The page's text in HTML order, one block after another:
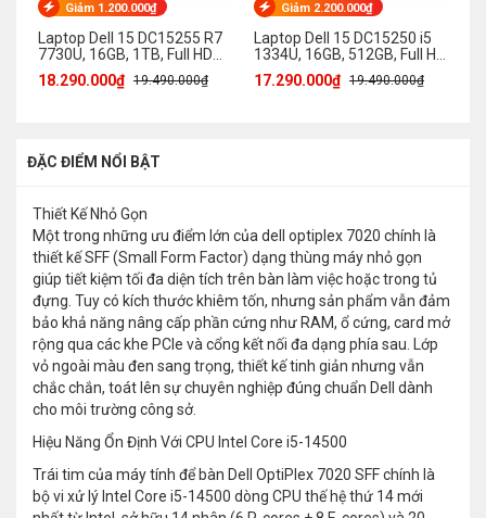
Giảm 1.200.000₫
Laptop Dell 15 DC15255 R7
7730U, 16GB, 1TB, Full HD
120Hz
18.290.000₫ 19.490.000₫
Giảm 2.200.000₫
Laptop Dell 15 DC15250 i5
1334U, 16GB, 512GB, Full HD
120Hz
17.290.000₫ 19.490.000₫
ĐẶC ĐIỂM NỔI BẬT
Thiết Kế Nhỏ Gọn
Một trong những ưu điểm lớn của dell optiplex 7020 chính là
thiết kế SFF (Small Form Factor) dạng thùng máy nhỏ gọn
giúp tiết kiệm tối đa diện tích trên bàn làm việc hoặc trong tủ
đựng. Tuy có kích thước khiêm tốn, nhưng sản phẩm vẫn đảm
bảo khả năng nâng cấp phần cứng như RAM, ổ cứng, card mở
rộng qua các khe PCIe và cổng kết nối đa dạng phía sau. Lớp
vỏ ngoài màu đen sang trọng, thiết kế tinh giản nhưng vẫn
chắc chắn, toát lên sự chuyên nghiệp đúng chuẩn Dell dành
cho môi trường công sở.
Hiệu Năng Ổn Định Với CPU Intel Core i5-14500
Trái tim của máy tính để bàn Dell OptiPlex 7020 SFF chính là
bộ vi xử lý Intel Core i5-14500 dòng CPU thế hệ thứ 14 mới